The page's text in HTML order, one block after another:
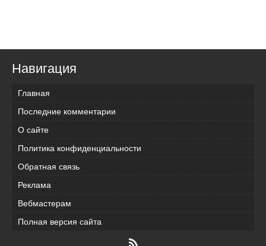
Навигация
Главная
Последние комментарии
О сайте
Политика конфиденциальности
Обратная связь
Реклама
Вебмастерам
Полная версия сайта